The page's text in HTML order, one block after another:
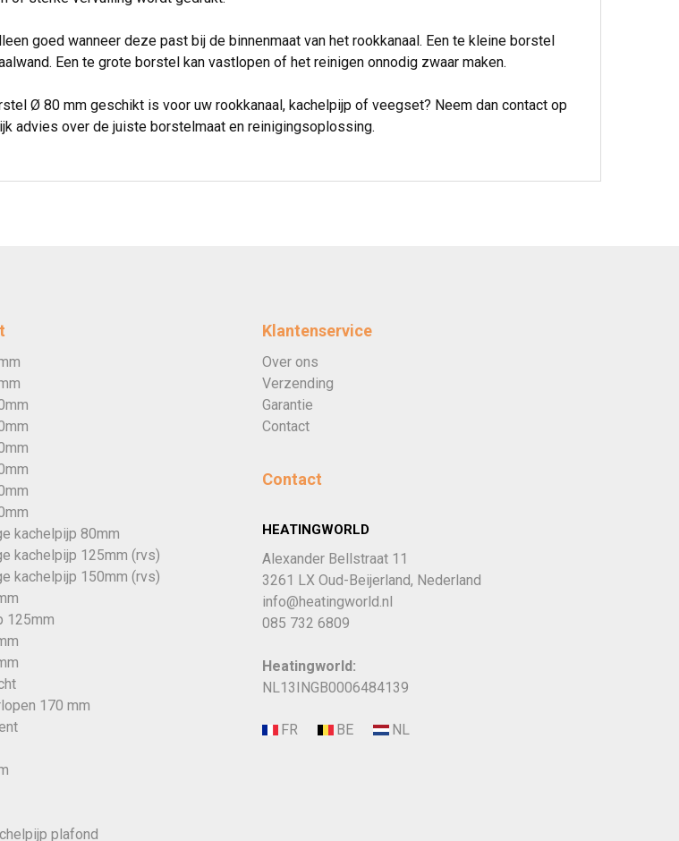
goed wanneer deze past bij de binnenmaat van het rookkanaal. Een te kleine borstel
Een te grote borstel kan vastlopen of het reinigen onnodig zwaar maken.
Ø 80 mm geschikt is voor uw rookkanaal, kachelpijp of veegset? Neem dan contact op
advies over de juiste borstelmaat en reinigingsoplossing.
kachelpijp 80mm
kachelpijp 125mm (rvs)
kachelpijp 150mm (rvs)
125mm
170 mm
plafond
Klantenservice
Over ons
Verzending
Garantie
Contact
Contact
HEATINGWORLD
Alexander Bellstraat 11
3261 LX Oud-Beijerland, Nederland
info@heatingworld.nl
085 732 6809
Heatingworld:
NL13INGB0006484139